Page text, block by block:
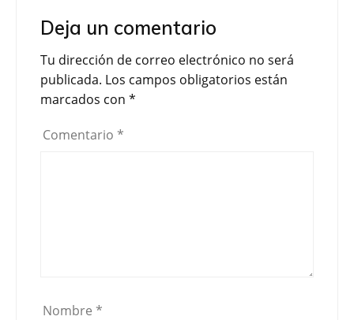
Deja un comentario
Tu dirección de correo electrónico no será
publicada. Los campos obligatorios están
marcados con *
Comentario *
Nombre *